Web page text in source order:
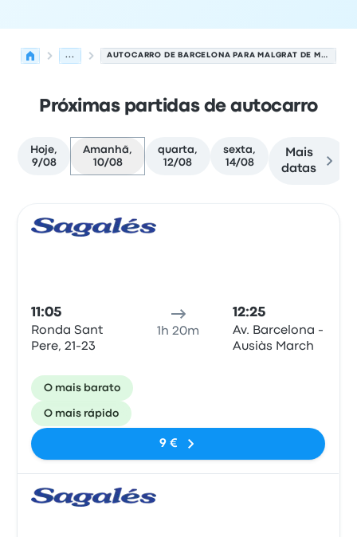
... AUTOCARRO DE BARCELONA PARA MALGRAT DE MAR
Próximas partidas de autocarro
Hoje,
9/08
Amanhã,
10/08
quarta,
12/08
sexta,
14/08
Mais
datas
11:05
Ronda Sant
Pere, 21-23
1h 20m
12:25
Av. Barcelona -
Ausiàs March
O mais barato
O mais rápido
9 €